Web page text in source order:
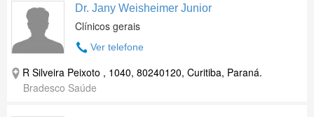
Dr. Jany Weisheimer Junior
Clínicos gerais
Ver telefone
R Silveira Peixoto , 1040, 80240120, Curitiba, Paraná.
Bradesco Saúde